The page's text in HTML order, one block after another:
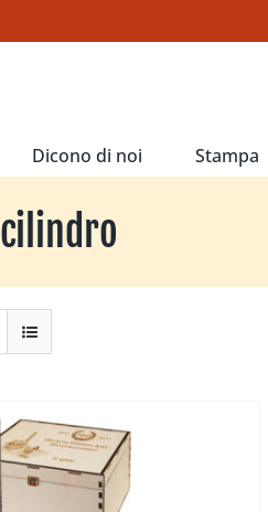
Dicono di noi Stampa
cilindro